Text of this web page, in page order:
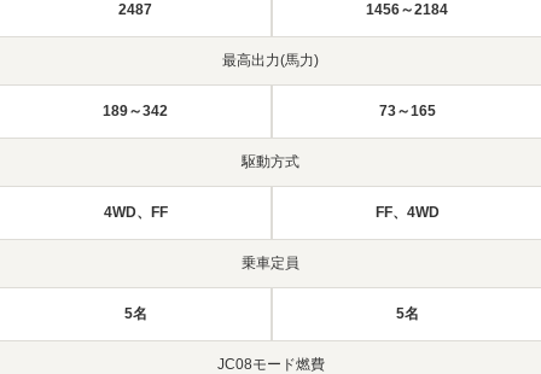
2487 1456～2184
最高出力(馬力)
189～342 73～165
駆動方式
4WD、FF FF、4WD
乗車定員
5名 5名
JC08モード燃費